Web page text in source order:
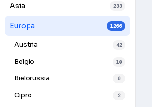
Asia 233
Europa 1266
Austria 42
Belgio 10
Bielorussia 6
Cipro 2